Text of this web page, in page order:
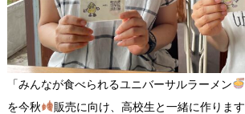
「みんなが食べられるユニバーサルラーメン
を今秋
販売に向け、高校生と一緒に作ります